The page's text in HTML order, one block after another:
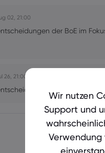
02, 21:00
der BoE im
26, 21:00
von Fed, BoC
Wir nutzen
Support und
Verwendung